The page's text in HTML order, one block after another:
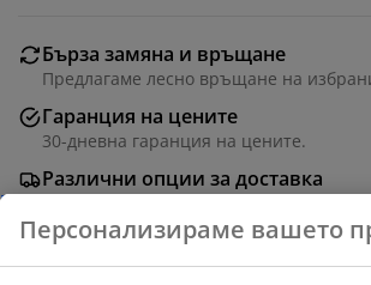
Бърза замяна и връщане
Предлагаме лесно връщане на
Гаранция на цените
30-дневна гаранция на цените.
Различни опции за доставка
Персонализираме вашето